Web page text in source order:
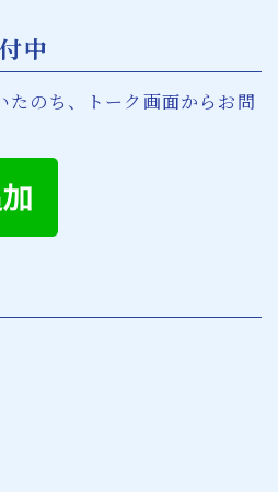
中
たのち、トーク画面からお問